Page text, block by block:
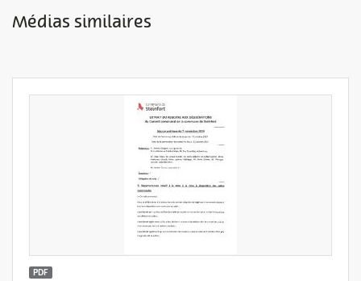
Médias similaires
PDF